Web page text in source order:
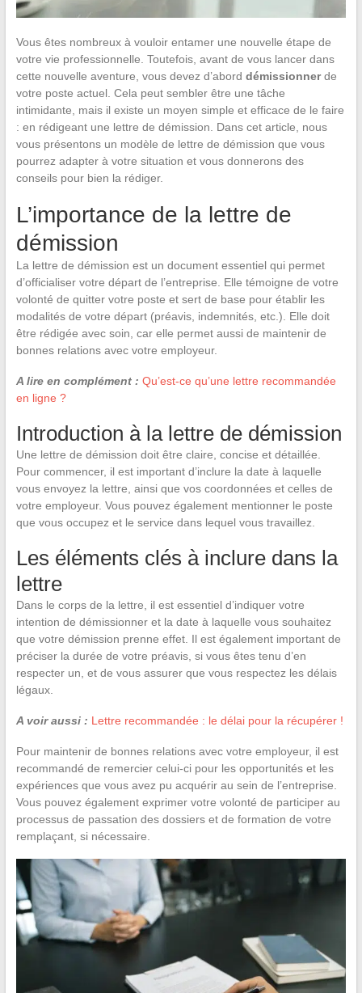
Vous êtes nombreux à vouloir entamer une nouvelle étape de
votre vie professionnelle. Toutefois, avant de vous lancer dans
cette nouvelle aventure, vous devez d’abord démissionnerde
votre poste actuel. Cela peut sembler être une tâche
intimidante, mais il existe un moyen simple et efficace de le faire
: en rédigeant une lettre de démission. Dans cet article, nous
vous présentons un modèle de lettre de démission que vous
pourrez adapter à votre situation et vous donnerons des
conseils pour bien la rédiger.
L’importance de la lettre de
démission
La lettre de démission est un document essentiel qui permet
d’officialiser votre départ de l’entreprise. Elle témoigne de votre
volonté de quitter votre poste et sert de base pour établir les
modalités de votre départ (préavis, indemnités, etc.). Elle doit
être rédigée avec soin, car elle permet aussi de maintenir de
bonnes relations avec votre employeur.
A lire en complément : Qu’est-ce qu’une lettre recommandée
en ligne ?
Introduction à la lettre de démission
Une lettre de démission doit être claire, concise et détaillée.
Pour commencer, il est important d’inclure la date à laquelle
vous envoyez la lettre, ainsi que vos coordonnées et celles de
votre employeur. Vous pouvez également mentionner le poste
que vous occupez et le service dans lequel vous travaillez.
Les éléments clés à inclure dans la
lettre
Dans le corps de la lettre, il est essentiel d’indiquer votre
intention de démissionner et la date à laquelle vous souhaitez
que votre démission prenne effet. Il est également important de
préciser la durée de votre préavis, si vous êtes tenu d’en
respecter un, et de vous assurer que vous respectez les délais
légaux.
A voir aussi : Lettre recommandée : le délai pour la récupérer !
Pour maintenir de bonnes relations avec votre employeur, il est
recommandé de remercier celui-ci pour les opportunités et les
expériences que vous avez pu acquérir au sein de l’entreprise.
Vous pouvez également exprimer votre volonté de participer au
processus de passation des dossiers et de formation de votre
remplaçant, si nécessaire.